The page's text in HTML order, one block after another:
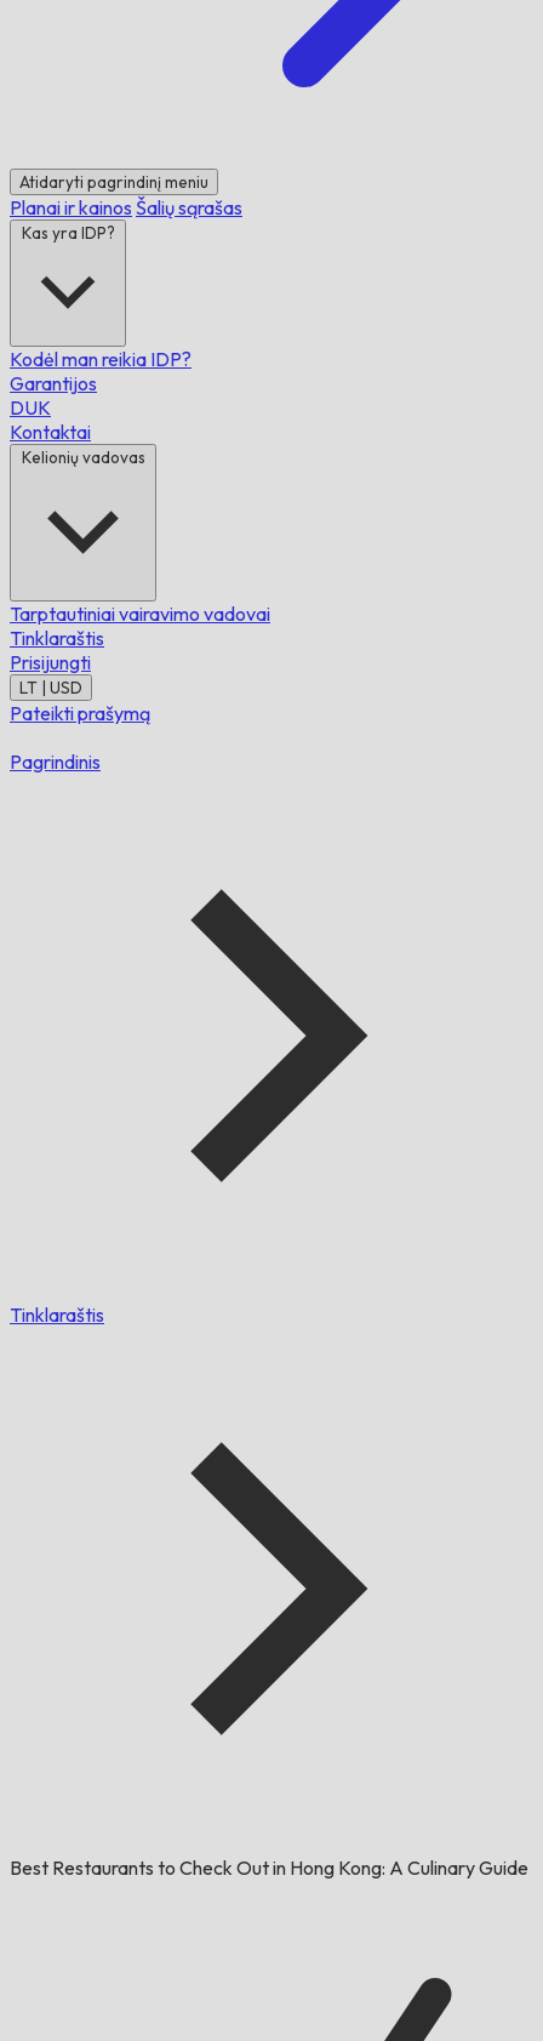
Atidaryti pagrindinį meniu
Planai ir kainos Šalių sąrašas
Kas yra IDP?
Kodėl man reikia IDP?
Garantijos
DUK
Kontaktai
Kelionių vadovas
Tarptautiniai vairavimo vadovai
Tinklaraštis
Prisijungti
LT | USD
Pateikti prašymą
Pagrindinis
Tinklaraštis
Best Restaurants to Check Out in Hong Kong: A Culinary Guide